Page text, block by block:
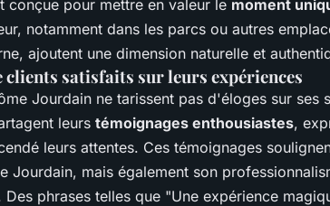
conçue pour mettre en valeur le moment
notamment dans les parcs ou autres
ajoutent une dimension naturelle et
clients satisfaits sur leurs expériences
Jourdain ne tarissent pas d'éloges sur ses
leurs témoignages enthousiastes,
leurs attentes. Ces témoignages
Jourdain, mais également son
Des phrases telles que "Une expérience